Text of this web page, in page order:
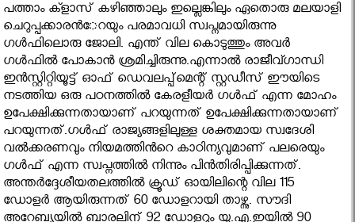
പത്താം ക്ളാസ് കഴിഞ്ഞാലും ഇല്ലെങ്കിലും ഏതൊരു മലയാളി
ചെറുപ്പക്കാരന്‍േറയും പരമാവധി സ്വപ്നമായിരുന്നു
ഗള്‍ഫിലൊരു ജോലി. എന്ത് വില കൊടുത്തും അവർ
ഗൾഫിൽ പോകാൻ ശ്രമിച്ചിരുന്നു.എന്നാൽ രാജീവ്ഗാന്ധി
ഇന്‍സ്റ്റിറ്റിയൂട്ട് ഓഫ് ഡെവലപ്പ്‌മെന്റ് സ്റ്റഡീസ് ഈയിടെ
നടത്തിയ ഒരു പഠനത്തിൽ കേരളീയർ ഗൾഫ് എന്ന മോഹം
ഉപേക്ഷിക്കുന്നതായാണ് പറയുന്നത് ഉപേക്ഷിക്കുന്നതായാണ്
പറയുന്നത്.ഗൾഫ് രാജ്യങ്ങളിലുള്ള ശക്തമായ സ്വദേശി
വൽക്കരണവും നിയമത്തിൻറെ കാഠിന്യവുമാണ് പലരെയും
ഗൾഫ് എന്ന സ്വപ്നത്തിൽ നിന്നും പിൻതിരിപ്പിക്കുന്നത്.
അന്തര്‍ദ്ദേശീയതലത്തില്‍ ക്രൂഡ് ഓയിലിന്റെ വില 115
ഡോളര്‍ ആയിരുന്നത് 60 ഡോളറായി താഴ്ന്നു. സൗദി